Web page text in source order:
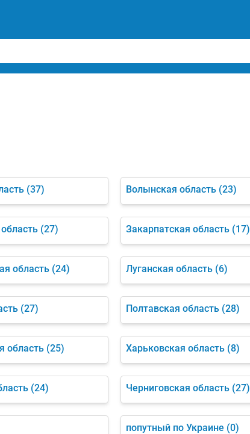
(37) Волынская область (23)
(27) Закарпатская область (17)
область (24) Луганская область (6)
(27) Полтавская область (28)
область (25) Харьковская область (8)
(24) Черниговская область (27)
попутный по Украине (0)